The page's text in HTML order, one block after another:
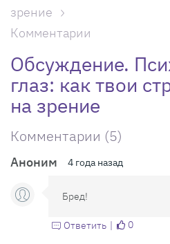
зрение
Комментарии
Обсуждение.
глаз: как твои
на зрение
Комментарии (5)
Аноним 4 года назад
Бред!
Ответить 0